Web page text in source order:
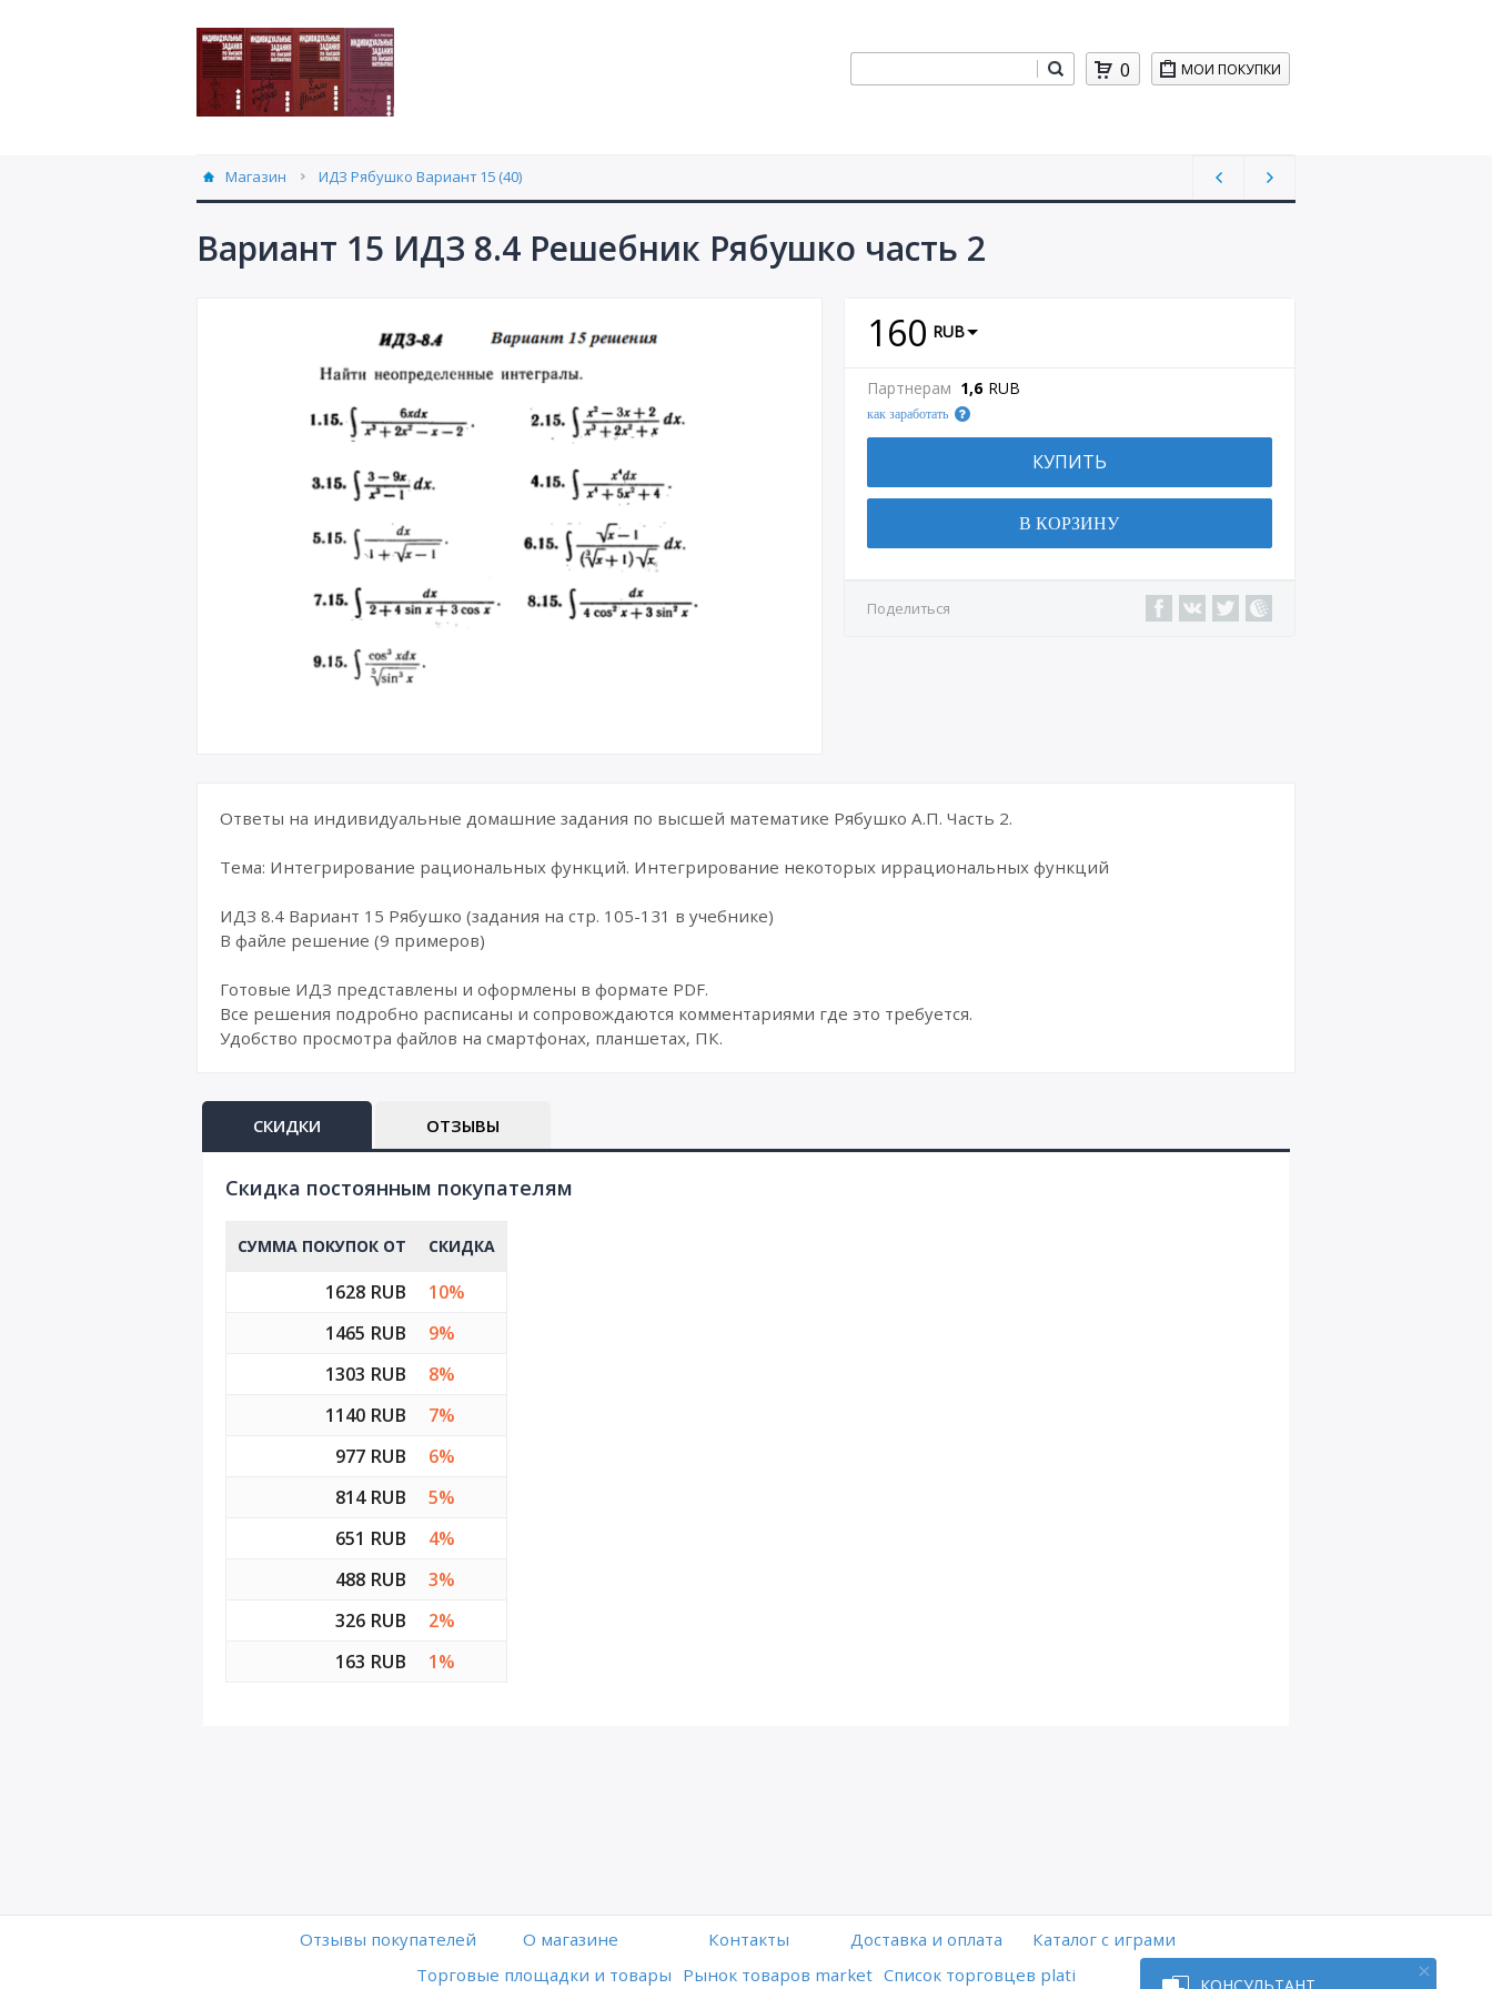
МОИ ПОКУПКИ
0
Магазин ИДЗ Рябушко Вариант 15 (40)
Вариант 15 ИДЗ 8.4 Решебник Рябушко часть 2
160 RUB
Партнерам 1,6 RUB
как заработать
КУПИТЬ
В КОРЗИНУ
Поделиться
Ответы на индивидуальные домашние задания по высшей математике Рябушко А.П. Часть 2.
Тема: Интегрирование рациональных функций. Интегрирование некоторых иррациональных функций
ИДЗ 8.4 Вариант 15 Рябушко (задания на стр. 105-131 в учебнике)
В файле решение (9 примеров)
Готовые ИДЗ представлены и оформлены в формате PDF.
Все решения подробно расписаны и сопровождаются комментариями где это требуется.
Удобство просмотра файлов на смартфонах, планшетах, ПК.
СКИДКИ ОТЗЫВЫ
Cкидка постоянным покупателям
СУММА ПОКУПОК ОТ СКИДКА
1628 RUB
10%
1465 RUB
9%
1303 RUB
8%
1140 RUB
7%
977 RUB
6%
814 RUB
5%
651 RUB
4%
488 RUB
3%
326 RUB
2%
163 RUB
1%
Отзывы покупателей O магазине Контакты Доставка и оплата
Каталог с играми
Торговые площадки и товары Рынок товаров market Список торговцев plati